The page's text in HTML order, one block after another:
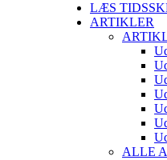
LÆS
ARTIKLER
ALLE